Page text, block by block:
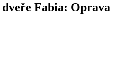
Fabia: Oprava